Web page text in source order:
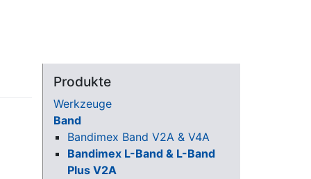
Produkte
Werkzeuge
Band
Bandimex Band V2A & V4A
Bandimex L-Band & L-Band
Plus V2A